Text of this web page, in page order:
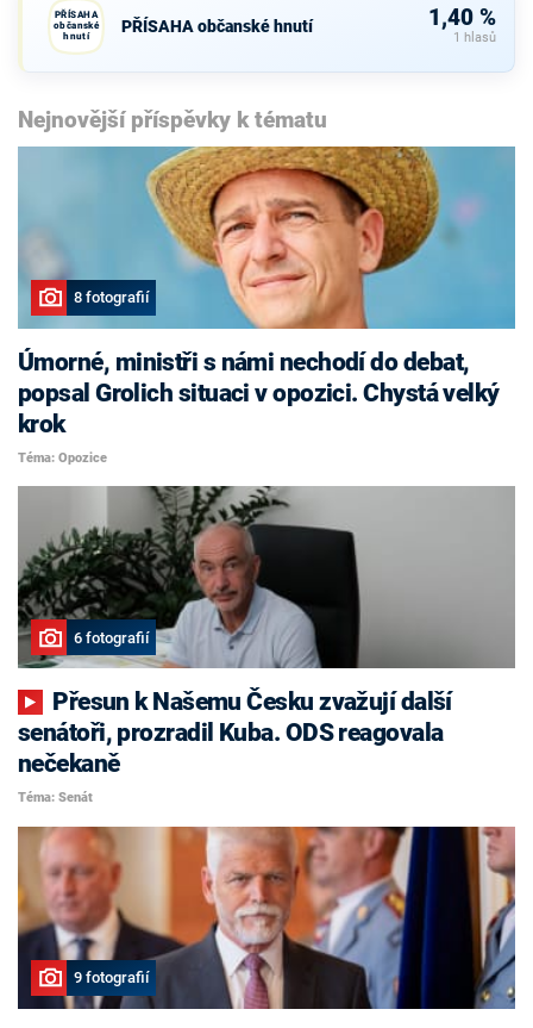
PŘÍSAHA
občanské
hnutí
PŘÍSAHA občanské hnutí 1,40 %
1 hlasů
Nejnovější příspěvky k tématu
8 fotografií
Úmorné, ministři s námi nechodí do debat,
popsal Grolich situaci v opozici. Chystá velký
krok
Téma: Opozice
6 fotografií
senátoři, prozradil Kuba. ODS reagovala
nečekaně
Téma: Senát
9 fotografií